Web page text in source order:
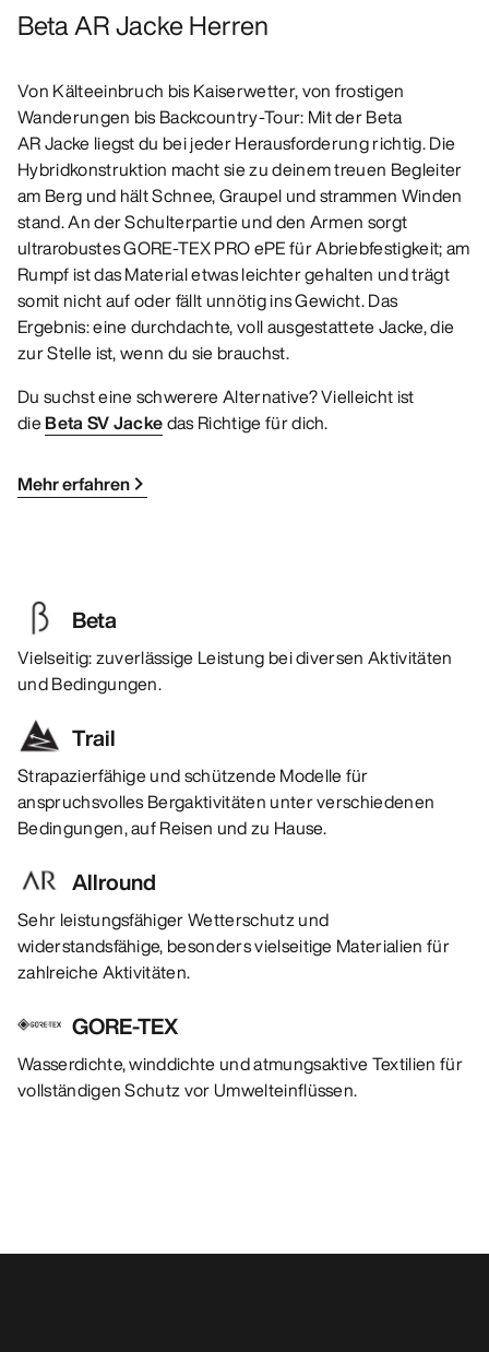
Beta AR Jacke Herren
Von Kälteeinbruch bis Kaiserwetter, von frostigen
Wanderungen bis Backcountry-Tour: Mit der Beta
AR Jacke liegst du bei jeder Herausforderung richtig. Die
Hybridkonstruktion macht sie zu deinem treuen Begleiter
am Berg und hält Schnee, Graupel und strammen Winden
stand. An der Schulterpartie und den Armen sorgt
ultrarobustes GORE-TEX PRO ePE für Abriebfestigkeit; am
Rumpf ist das Material etwas leichter gehalten und trägt
somit nicht auf oder fällt unnötig ins Gewicht. Das
Ergebnis: eine durchdachte, voll ausgestattete Jacke, die
zur Stelle ist, wenn du sie brauchst.
Du suchst eine schwerere Alternative? Vielleicht ist
dieBeta SV Jackedas Richtige für dich.
Mehr erfahren
Beta
Vielseitig: zuverlässige Leistung bei diversen Aktivitäten
und Bedingungen.
Trail
Strapazierfähige und schützende Modelle für
anspruchsvolles Bergaktivitäten unter verschiedenen
Bedingungen, auf Reisen und zu Hause.
Allround
Sehr leistungsfähiger Wetterschutz und
widerstandsfähige, besonders vielseitige Materialien für
zahlreiche Aktivitäten.
GORE-TEX
Wasserdichte, winddichte und atmungsaktive Textilien für
vollständigen Schutz vor Umwelteinflüssen.